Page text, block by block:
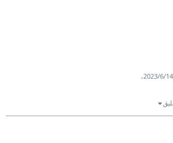
14‏/6‏/2023
.